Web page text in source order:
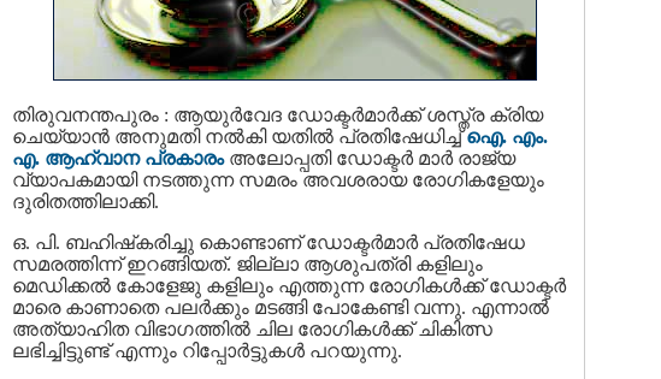
തിരുവനന്തപുരം : ആയുര്‍വേദ ഡോക്ടര്‍മാര്‍ക്ക് ശസ്ത്ര ക്രിയ
ചെയ്യാന്‍ അനുമതി നല്‍കി യതില്‍ പ്രതിഷേധിച്ച്ഐ. എം.
എ. ആഹ്വാന പ്രകാരം അലോപ്പതി ഡോക്ടര്‍ മാര്‍ രാജ്യ
വ്യാപകമായി നടത്തുന്ന സമരം അവശരായ രോഗികളേയും
ദുരിതത്തിലാക്കി.
ഒ. പി. ബഹിഷ്‌കരിച്ചു കൊണ്ടാണ് ഡോക്ടര്‍മാര്‍ പ്രതിഷേധ
സമരത്തിന്ന് ഇറങ്ങിയത്. ജില്ലാ ആശുപത്രി കളിലും
മെഡിക്കല്‍ കോളേജു കളിലും എത്തുന്ന രോഗികള്‍ക്ക് ഡോക്ടര്‍
മാരെ കാണാതെ പലര്‍ക്കും മടങ്ങി പോകേണ്ടി വന്നു. എന്നാല്‍
അത്യാഹിത വിഭാഗത്തില്‍ ചില രോഗികള്‍ക്ക് ചികിത്സ
ലഭിച്ചിട്ടുണ്ട് എന്നും റിപ്പോര്‍ട്ടുകള്‍ പറയുന്നു.